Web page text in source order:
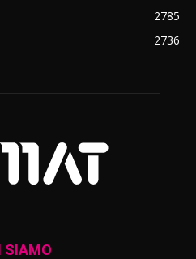
2785
2736
SIAMO